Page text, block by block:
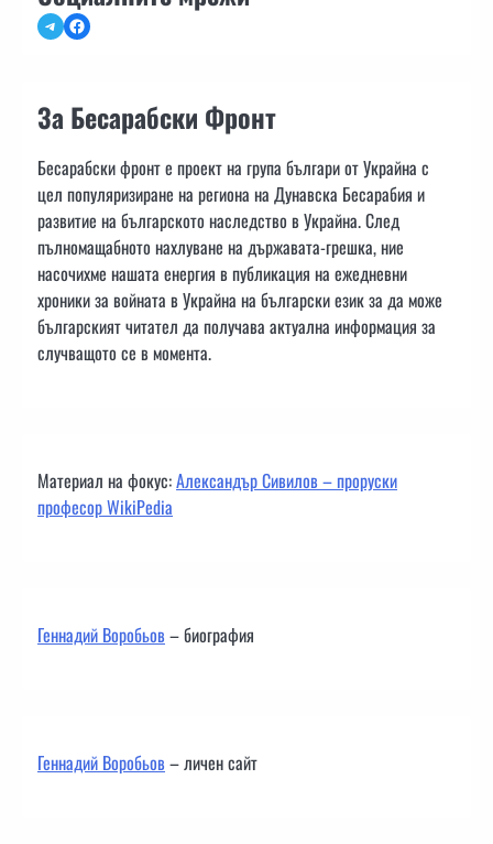
TelegramFacebook
За Бесарабски Фронт
Бесарабски фронт е проект на група българи от Украйна с
цел популяризиране на региона на Дунавска Бесарабия и
развитие на българското наследство в Украйна. След
пълномащабното нахлуване на държавата-грешка, ние
насочихме нашата енергия в публикация на ежедневни
хроники за войната в Украйна на български език за да може
българският читател да получава актуална информация за
случващото се в момента.
Материал на фокус:Александър Сивилов – проруски
професор WikiPedia
Геннадий Воробьов– биография
Геннадий Воробьов– личен сайт